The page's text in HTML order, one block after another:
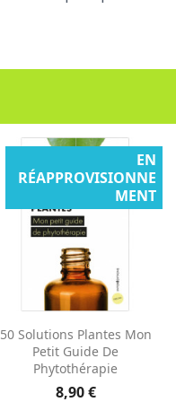
Aperçu rapide
50 Solutions Plantes Mon
Petit Guide De
Phytothérapie
8,90 €
EN
RÉAPPROVISIONNE
MENT